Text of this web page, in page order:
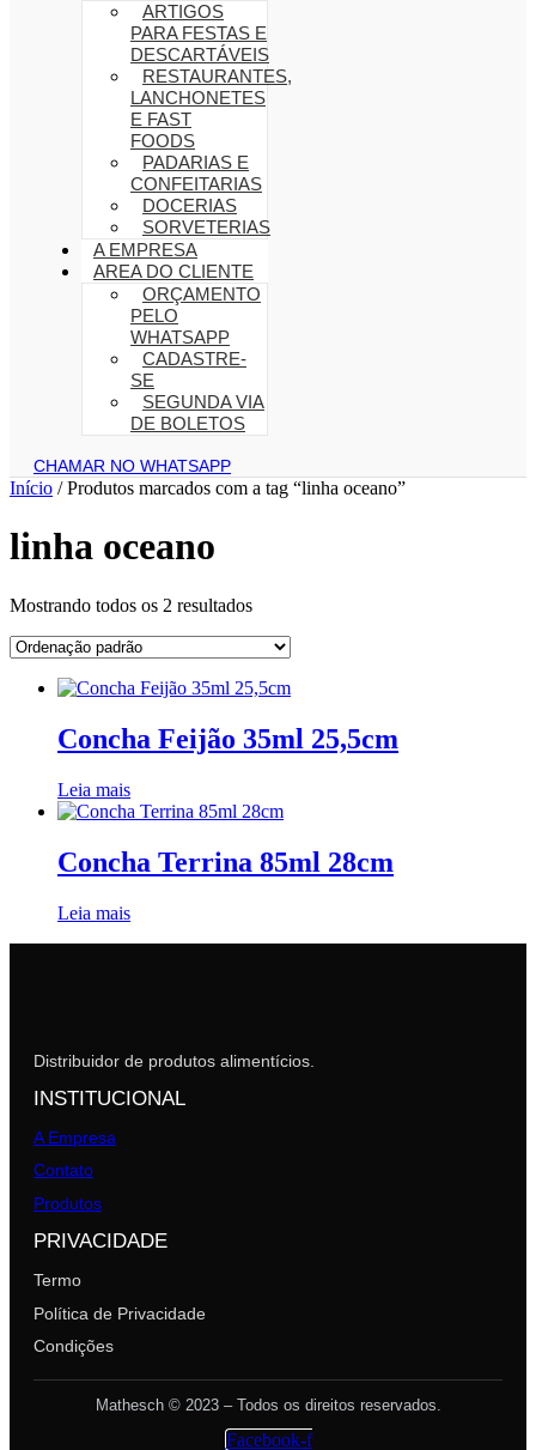
ARTIGOS
PARA FESTAS E
DESCARTÁVEIS
RESTAURANTES,
LANCHONETES
E FAST
FOODS
PADARIAS E
CONFEITARIAS
DOCERIAS
SORVETERIAS
A EMPRESA
AREA DO CLIENTE
ORÇAMENTO
PELO
WHATSAPP
CADASTRE-
SE
SEGUNDA VIA
DE BOLETOS
CHAMAR NO WHATSAPP
Início / Produtos marcados com a tag “linha oceano”
linha oceano
Mostrando todos os 2 resultados
Concha Feijão 35ml 25,5cm
Leia mais
Concha Terrina 85ml 28cm
Leia mais
Distribuidor de produtos alimentícios.
INSTITUCIONAL
A Empresa
Contato
Produtos
PRIVACIDADE
Termo
Política de Privacidade
Condições
Mathesch © 2023 – Todos os direitos reservados.
Facebook-f